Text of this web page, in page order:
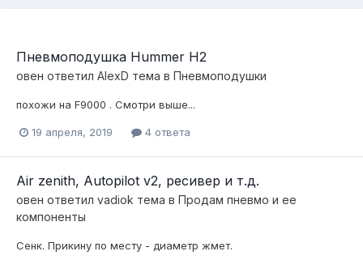
Пневмоподушка Hummer H2
овен ответил AlexD тема в Пневмоподушки
похожи на F9000 . Смотри выше...
19 апреля, 2019 4 ответа
Air zenith, Autopilot v2, ресивер и т.д.
овен ответил vadiok тема в Продам пневмо и ее
компоненты
Сенк. Прикину по месту - диаметр жмет.